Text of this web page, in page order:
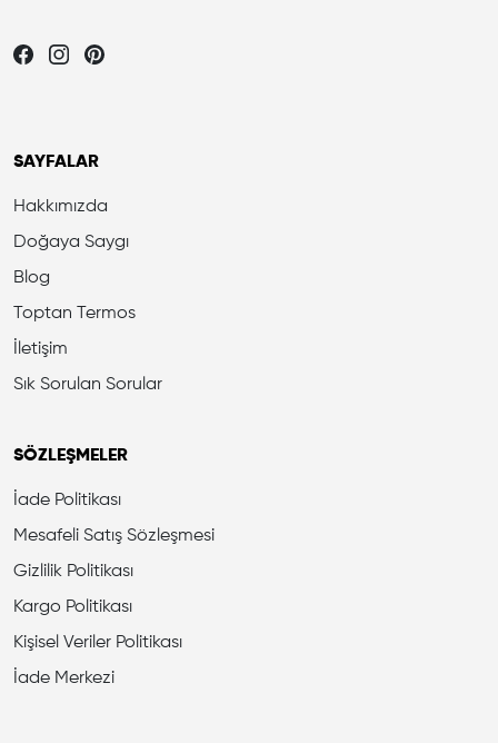
Let's be friends...
SAYFALAR
Hakkımızda
Doğaya Saygı
Blog
Toptan Termos
İletişim
Sık Sorulan Sorular
SÖZLEŞMELER
İade Politikası
Mesafeli Satış Sözleşmesi
Gizlilik Politikası
Kargo Politikası
Kişisel Veriler Politikası
İade Merkezi